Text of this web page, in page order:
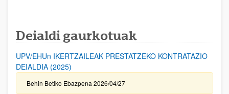
Deialdi gaurkotuak
UPV/EHUn IKERTZAILEAK PRESTATZEKO KONTRATAZIO
DEIALDIA (2025)
Behin Betiko Ebazpena 2026/04/27